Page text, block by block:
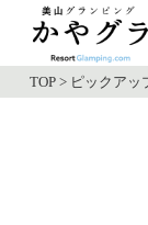
TOP > ピックアッ